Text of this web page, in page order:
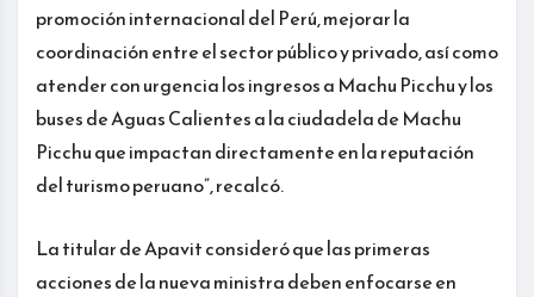
promoción internacional del Perú, mejorar la
coordinación entre el sector público y privado, así como
atender con urgencia los ingresos a Machu Picchu y los
buses de Aguas Calientes a la ciudadela de Machu
Picchu que impactan directamente en la reputación
del turismo peruano”, recalcó.
La titular de Apavit consideró que las primeras
acciones de la nueva ministra deben enfocarse en